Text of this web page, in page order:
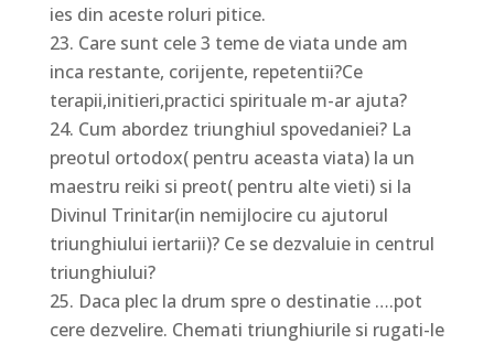
ies din aceste roluri pitice.
Care sunt cele 3 teme de viata unde am
inca restante, corijente, repetentii?Ce
terapii,initieri,practici spirituale m-ar ajuta?
Cum abordez triunghiul spovedaniei? La
preotul ortodox( pentru aceasta viata) la un
maestru reiki si preot( pentru alte vieti) si la
Divinul Trinitar(in nemijlocire cu ajutorul
triunghiului iertarii)? Ce se dezvaluie in centrul
triunghiului?
Daca plec la drum spre o destinatie ….pot
cere dezvelire. Chemati triunghiurile si rugati-le